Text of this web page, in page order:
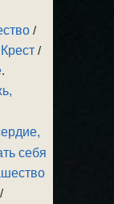
/
Крест /
.
себя
/